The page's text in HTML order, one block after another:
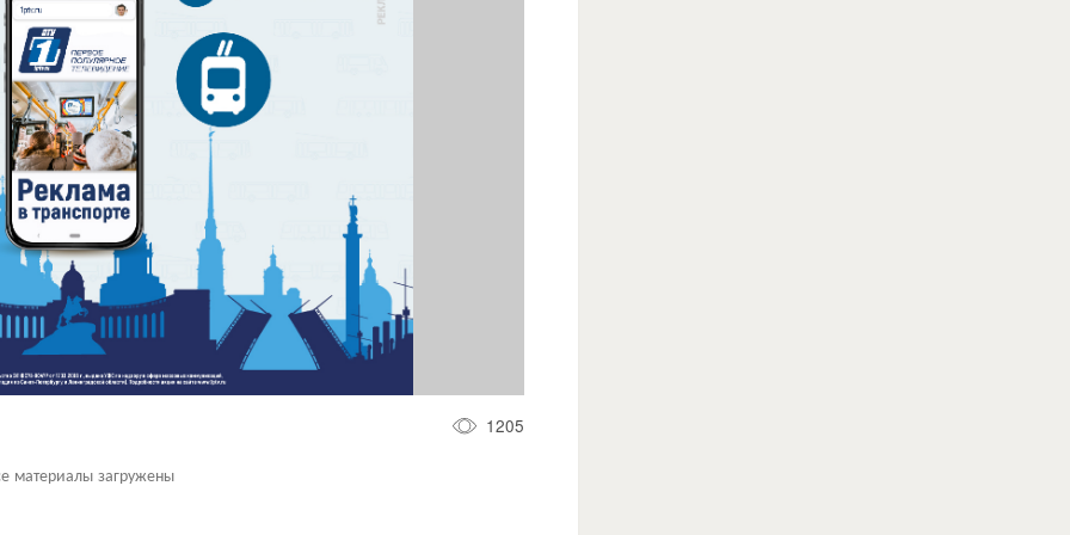
1205
материалы загружены